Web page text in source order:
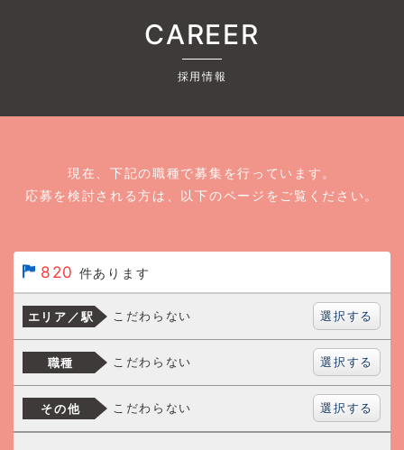
CAREER
採用情報
現在、下記の職種で募集を行っています。
応募を検討される方は、以下のページをご覧ください。
820 件あります
エリア／駅 こだわらない 選択する
職種 こだわらない 選択する
その他 こだわらない 選択する